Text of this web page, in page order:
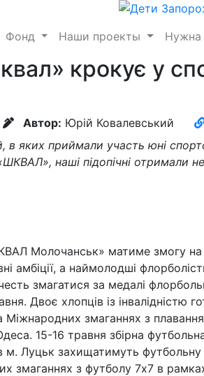
Фонд Наши проекты
крокує у
Автор: Юрій Ковалевський
в яких приймали участь юні
наші підопічні отримали
Молочанськ» матиме змогу на
амбіції, а наймолодші
змагатися за медалі
Двоє хлопців із інвалідністю
змаганнях з
15-16 травня збірна
м. Луцьк захищатимуть футбольну
змаганнях з футболу 7х7 в